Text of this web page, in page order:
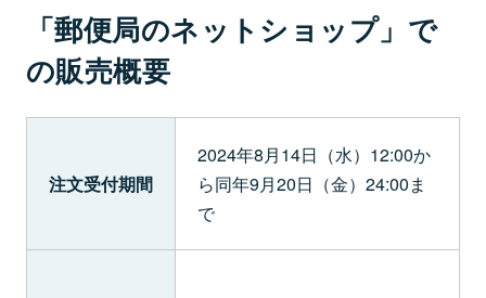
「郵便局のネットショップ」で
の販売概要
注文受付期間
2024年8月14日（水）12:00か
ら同年9月20日（金）24:00ま
で